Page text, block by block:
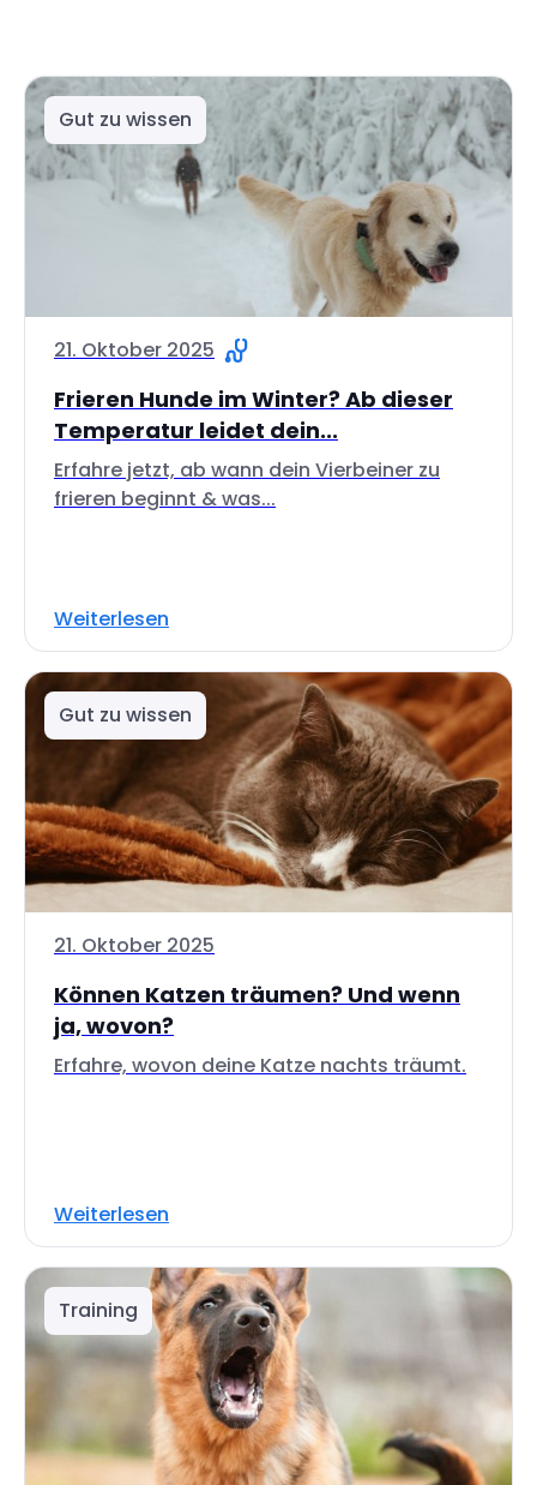
Gut zu wissen
21. Oktober 2025
Frieren Hunde im Winter? Ab dieser
Temperatur leidet dein...
Erfahre jetzt, ab wann dein Vierbeiner zu
frieren beginnt & was...
Weiterlesen
Gut zu wissen
21. Oktober 2025
Können Katzen träumen? Und wenn
ja, wovon?
Erfahre, wovon deine Katze nachts träumt.
Weiterlesen
Training